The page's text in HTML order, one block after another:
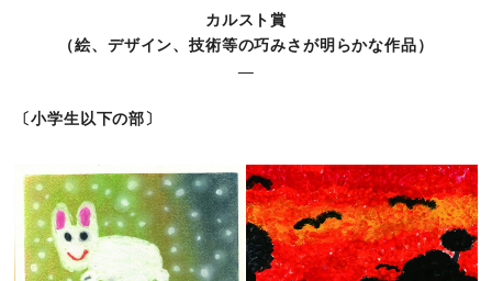
カルスト賞
（絵、デザイン、技術等の巧みさが明らかな作品）
〔小学生以下の部〕